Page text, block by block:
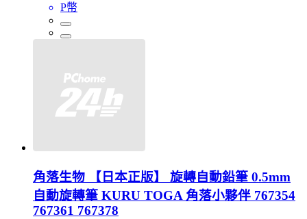
P幣
角落生物 【日本正版】 旋轉自動鉛筆 0.5mm
自動旋轉筆 KURU TOGA 角落小夥伴 767354
767361 767378